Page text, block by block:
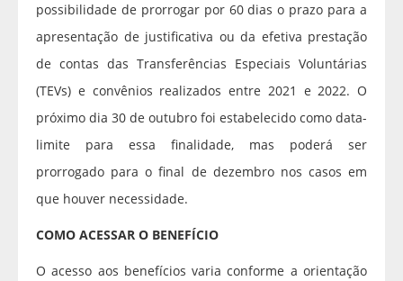
possibilidade de prorrogar por 60 dias o prazo para a
apresentação de justificativa ou da efetiva prestação
de contas das Transferências Especiais Voluntárias
(TEVs) e convênios realizados entre 2021 e 2022. O
próximo dia 30 de outubro foi estabelecido como data-
limite para essa finalidade, mas poderá ser
prorrogado para o final de dezembro nos casos em
que houver necessidade.
COMO ACESSAR O BENEFÍCIO
O acesso aos benefícios varia conforme a orientação